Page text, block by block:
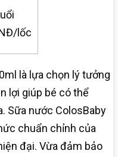
lốc
là lựa chọn lý tưởng
lợi giúp bé có thể
Sữa nước ColosBaby
chuẩn chỉnh của
đại. Vừa đảm bảo